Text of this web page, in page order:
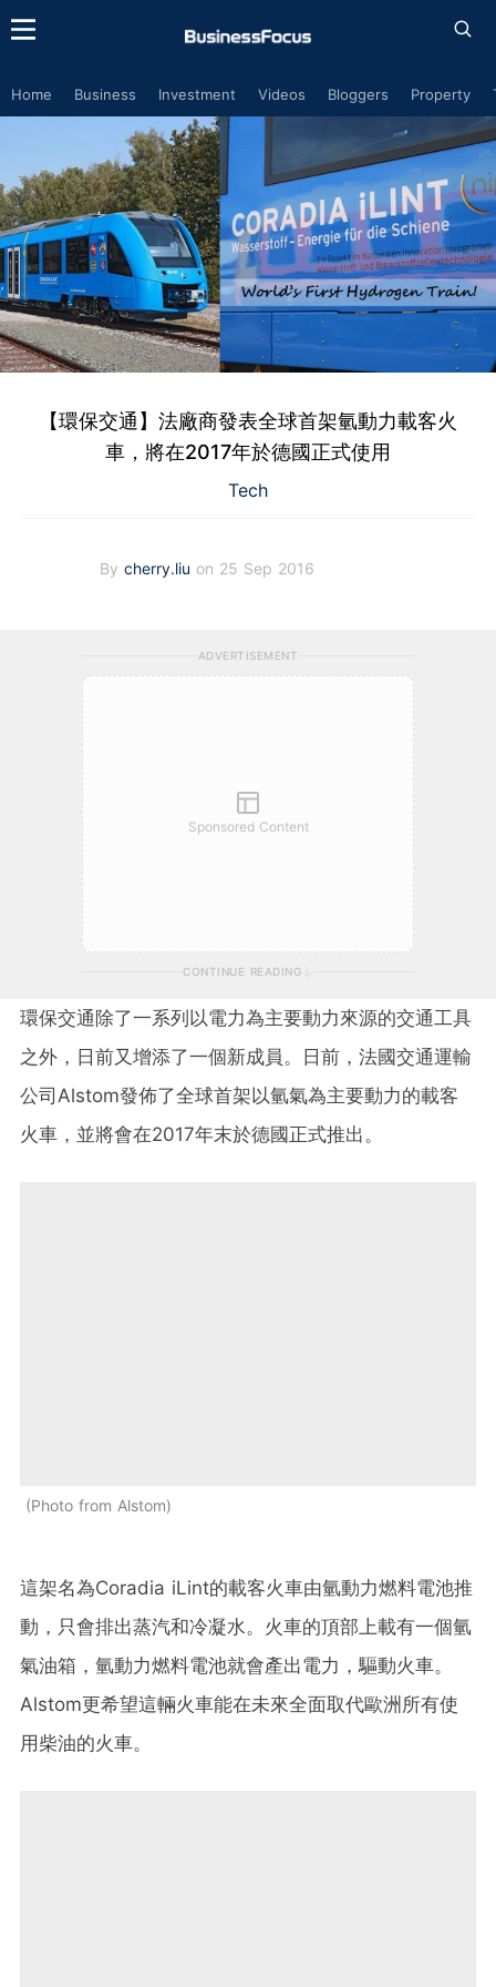
Home Business Investment Videos Bloggers Property
【環保交通】法廠商發表全球首架氫動力載客火
車，將在2017年於德國正式使用
Tech
By cherry.liu on 25 Sep 2016
ADVERTISEMENT
Sponsored Content
CONTINUE READING
環保交通除了一系列以電力為主要動力來源的交通工具
之外，日前又增添了一個新成員。日前，法國交通運輸
公司Alstom發佈了全球首架以氫氣為主要動力的載客
火車，並將會在2017年末於德國正式推出。
Photo from Alstom
這架名為Coradia iLint的載客火車由氫動力燃料電池推
動，只會排出蒸汽和冷凝水。火車的頂部上載有一個氫
氣油箱，氫動力燃料電池就會產出電力，驅動火車。
Alstom更希望這輛火車能在未來全面取代歐洲所有使
用柴油的火車。